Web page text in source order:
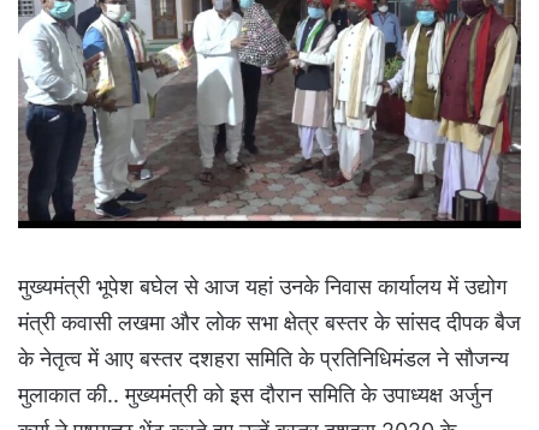
मुख्यमंत्री भूपेश बघेल से आज यहां उनके निवास कार्यालय में उद्योग
मंत्री कवासी लखमा और लोक सभा क्षेत्र बस्तर के सांसद दीपक बैज
के नेतृत्व में आए बस्तर दशहरा समिति के प्रतिनिधिमंडल ने सौजन्य
मुलाकात की.. मुख्यमंत्री को इस दौरान समिति के उपाध्यक्ष अर्जुन